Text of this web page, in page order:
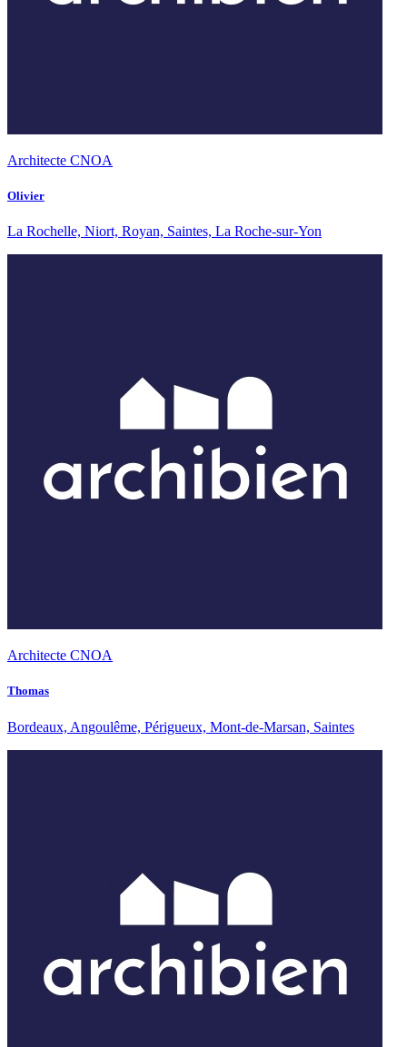
Architecte CNOA
Olivier
La Rochelle, Niort, Royan, Saintes, La Roche-sur-Yon
Architecte CNOA
Thomas
Bordeaux, Angoulême, Périgueux, Mont-de-Marsan, Saintes